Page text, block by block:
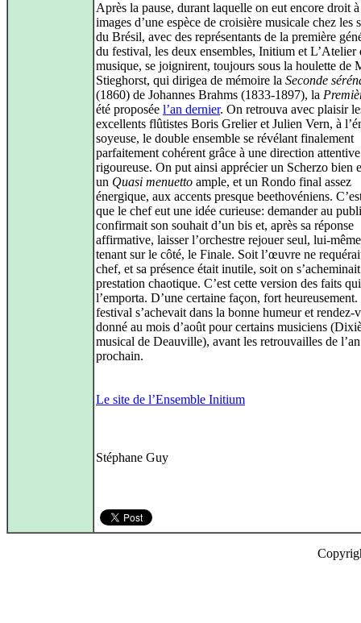
Après la pause, durant laquelle on eut encore droit à
images d’une espèce de croisière musicale chez les
du Brésil, avec des représentants de la première
du festival, les deux ensembles, Initium et L’Atelier
musique, se joignirent, toujours sous la houlette de
Stieghorst, qui dirigea de mémoire la Seconde
(1860) de Johannes Brahms (1833-1897), la
été proposée l’an dernier. On retrouva avec plaisir
excellents flûtistes Boris Grelier et Julien Vern, à
soyeuse, le double ensemble se révélant finalement
parfaitement cohérent grâce à une direction
rigoureuse. On put ainsi apprécier un Scherzo bien
un Quasi menuetto ample, et un Rondo final assez
énergique, aux accents presque beethovéniens.
que le chef eut une idée curieuse: demander au
confirmait son souhait d’un bis et, après sa réponse
affirmative, laisser l’orchestre rejouer seul, lui-
tenant sur le côté, le Finale. Soit l’œuvre ne
chef, et sa présence était inutile, soit on
prestation chaotique. C’est cette version des faits qui
l’emporta. D’une certaine façon, fort
festival s’achevait dans la bonne humeur et rendez-
donné au mois d’août pour certains musiciens
musical de Deauville), avant les retrouvailles de l’an
prochain.
Le site de l’Ensemble Initium
Stéphane Guy